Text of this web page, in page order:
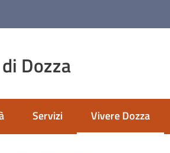
Dozza
Servizi Vivere Dozza
Menu selezionato